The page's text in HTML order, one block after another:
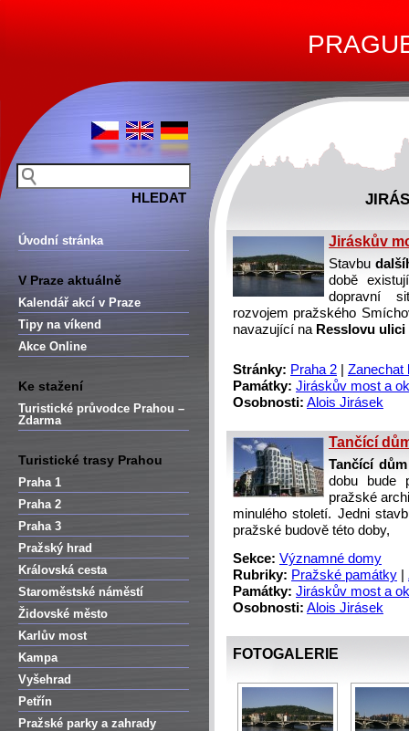
Úvodní stránka
V Praze aktuálně
Kalendář akcí v Praze
Tipy na víkend
Akce Online
Ke stažení
Turistické průvodce Prahou –
Zdarma
Turistické trasy Prahou
Praha 1
Praha 2
Praha 3
Pražský hrad
Královská cesta
Staroměstské náměstí
Židovské město
Karlův most
Kampa
Vyšehrad
Petřín
Pražské parky a zahrady
Jiráskův
Stavbu
době
dopravní
rozvojem pražského
navazující na Resslovu ulici
Stránky: Praha 2
Zanechat
Památky: Jiráskův most a
Osobnosti: Alois Jirásek
Tančící
Tančící dům
dobu bude
pražské
minulého století. Jedni
pražské budově této doby,
Sekce: Významné domy
Rubriky: Pražské památky
Památky: Jiráskův most a
Osobnosti: Alois Jirásek
FOTOGALERIE